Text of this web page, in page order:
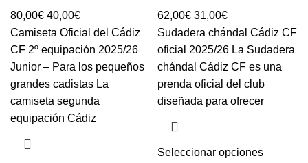
80,00€ 40,00€
Camiseta Oficial del Cádiz
CF 2º equipación 2025/26
Junior – Para los pequeños
grandes cadistas La
camiseta segunda
equipación Cádiz
62,00€ 31,00€
Sudadera chándal Cádiz CF
oficial 2025/26 La Sudadera
chándal Cádiz CF es una
prenda oficial del club
diseñada para ofrecer
Seleccionar opciones